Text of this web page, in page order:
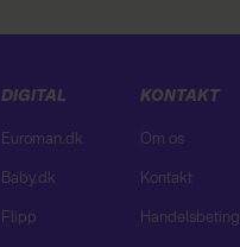
DIGITAL
Euroman.dk
Baby.dk
Flipp
KONTAKT
Om os
Kontakt